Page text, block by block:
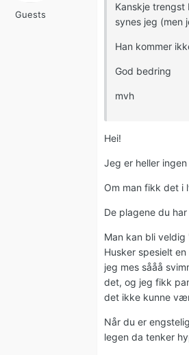
Guests
Kanskje
synes jeg (men
Han kommer
God bedring
mvh
Hei!
Jeg er heller
Om man fikk det i
De plagene du
Man kan bli
Husker spesielt
jeg mes sååå
det, og jeg fikk
det ikke kunne
Når du er
legen da tenker